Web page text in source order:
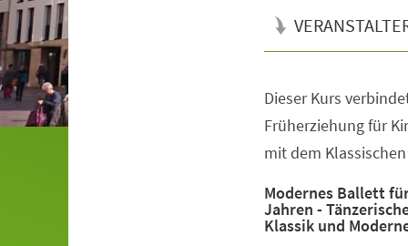
Dieser Kurs
Früherziehung für
mit dem
Modernes Ballett
Jahren -
Klassik und